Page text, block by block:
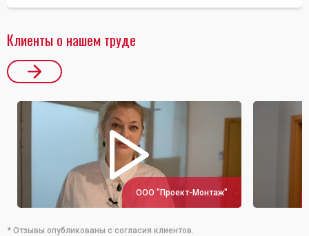
Клиенты о нашем труде
ООО "Проект-Монтаж"
* Отзывы опубликованы с согласия клиентов.